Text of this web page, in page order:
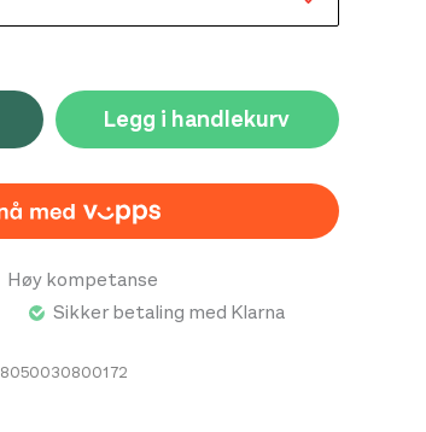
Legg i handlekurv
8050030800172
Høy kompetanse
Sikker betaling med Klarna